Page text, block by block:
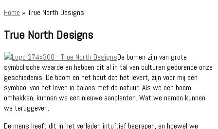
Home » True North Designs
True North Designs
De bomen zijn van grote
symbolische waarde en hebben dit al in tal van culturen gedurende onze
geschiedenis. De boom en het hout dat het levert, zijn voor mij een
symbool van het leven in balans met de natuur. Als we een boom
omhakken, kunnen we een nieuwe aanplanten. Wat we nemen kunnen
we teruggeven.
De mens heeft dit in het verleden intuïtief begrepen, en hoewel we